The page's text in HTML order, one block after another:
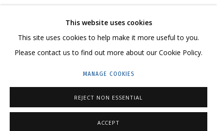
HELLO@GRIDCHINHALL.COM
MAILING LIST
23 TSENTRALNAYA STR., DMITROVSKOE VILLAGE,
ILYNSKOEHIGHWAY,MOSCOW REGION,RUSSIA
This website uses cookies
This site uses cookies to help make it more useful to you.
Please contact us to find out more about our Cookie Policy.
MANAGE COOKIES
REJECT NON ESSENTIAL
ACCEPT